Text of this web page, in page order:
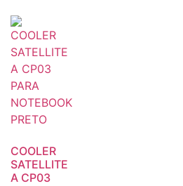
COOLER
SATELLITE
A CP03